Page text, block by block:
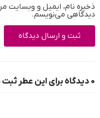
ذخیره نام، ایمیل و وبسایت
دیدگاهی می‌نویسم.
0 دیدگاه برای این عطر ثبت شده است